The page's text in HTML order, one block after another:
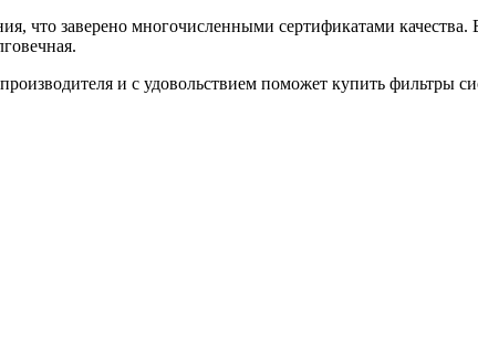
что заверено многочисленными сертификатами
и с удовольствием поможет купить фильтры